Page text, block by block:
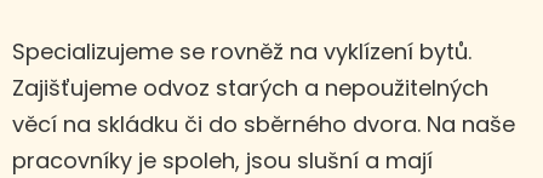
Specializujeme se rovněž na vyklízení bytů.
Zajišťujeme odvoz starých a nepoužitelných
věcí na skládku či do sběrného dvora. Na naše
pracovníky je spoleh, jsou slušní a mají